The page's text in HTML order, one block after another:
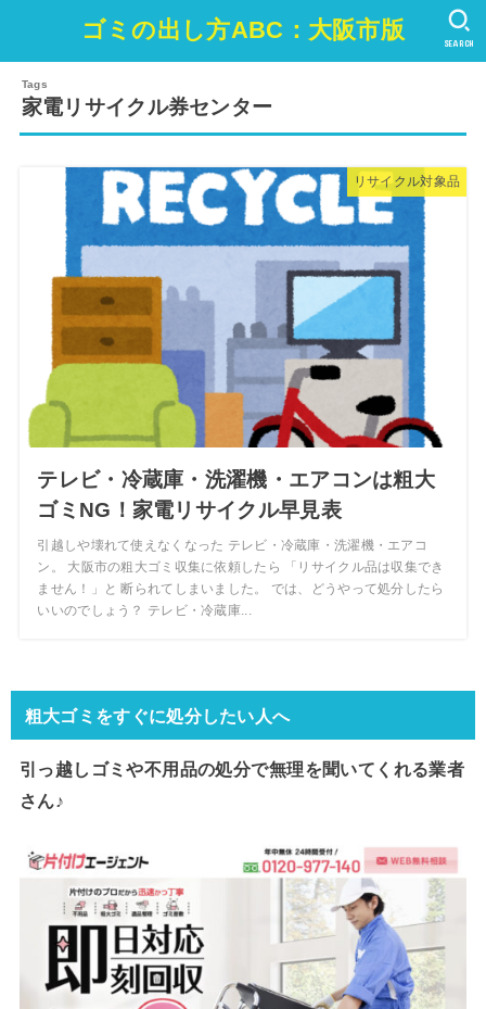
ゴミの出し方ABC：大阪市版 SEARCH
家電リサイクル券センター
リサイクル対象品
テレビ・冷蔵庫・洗濯機・エアコンは粗大
ゴミNG！家電リサイクル早見表
引越しや壊れて使えなくなった テレビ・冷蔵庫・洗濯機・エアコ
ン。 大阪市の粗大ゴミ収集に依頼したら 「リサイクル品は収集でき
ません！」と 断られてしまいました。 では、どうやって処分したら
いいのでしょう？ テレビ・冷蔵庫...
粗大ゴミをすぐに処分したい人へ
引っ越しゴミや不用品の処分で無理を聞いてくれる業者
さん♪